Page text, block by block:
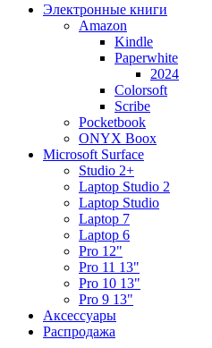
Электронные книги
Amazon
Kindle
Paperwhite
2024
Colorsoft
Scribe
Pocketbook
ONYX Boox
Microsoft Surface
Studio 2+
Laptop Studio 2
Laptop Studio
Laptop 7
Laptop 6
Pro 12"
Pro 11 13"
Pro 10 13"
Pro 9 13"
Аксессуары
Распродажа